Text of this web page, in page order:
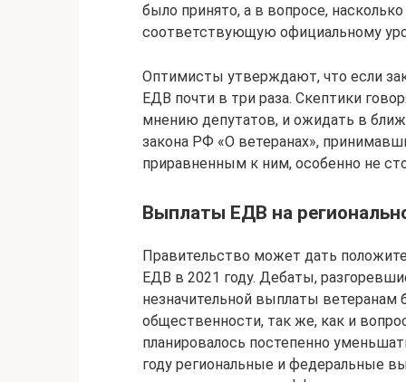
было принято, а в вопросе,
соответствующую официальному
Оптимисты утверждают, что если
ЕДВ почти в три раза. Скептики
мнению депутатов, и ожидать в
закона РФ «О ветеранах»,
приравненным к ним, особенно не
Выплаты ЕДВ на
Правительство может дать
ЕДВ в 2021 году. Дебаты,
незначительной выплаты
общественности, так же, как и
планировалось постепенно
году региональные и федеральные